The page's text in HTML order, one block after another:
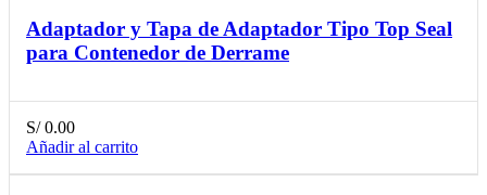
Adaptador y Tapa de Adaptador Tipo Top Seal
para Contenedor de Derrame
S/0.00
Añadir al carrito